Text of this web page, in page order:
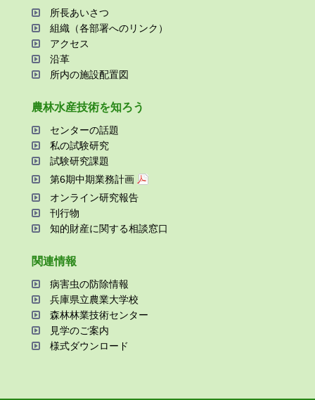
所⻑あいさつ
組織（各部署へのリンク）
アクセス
沿⾰
所内の施設配置図
農林⽔産技術を知ろう
センターの話題
私の試験研究
試験研究課題
第6期中期業務計画
オンライン研究報告
刊⾏物
知的財産に関する相談窓⼝
関連情報
病害⾍の防除情報
兵庫県⽴農業⼤学校
森林林業技術センター
⾒学のご案内
様式ダウンロード